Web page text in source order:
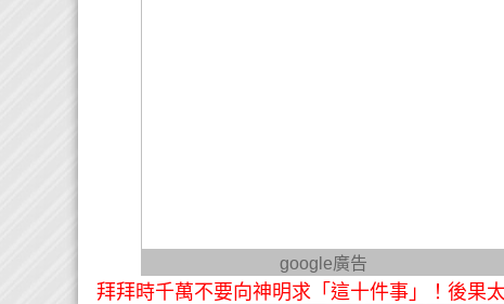
google廣告
拜拜時千萬不要向神明求「這十件事」！後果